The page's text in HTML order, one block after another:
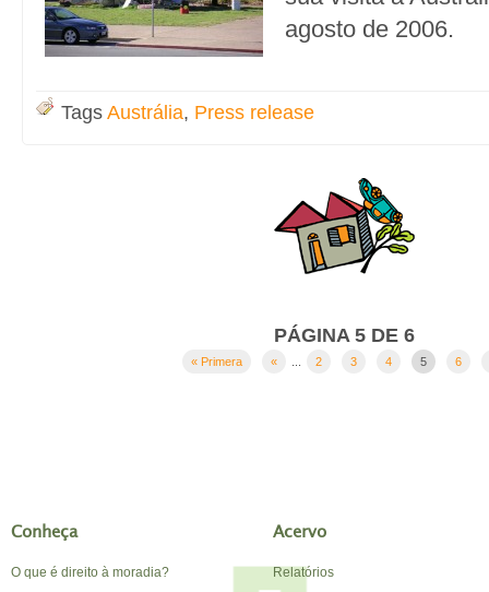
agosto de 2006.
Tags Austrália, Press release
PÁGINA 5 DE 6
« Primera « 2 3 4 5 6
Conheça
O que é direito à moradia?
Acervo
Relatórios